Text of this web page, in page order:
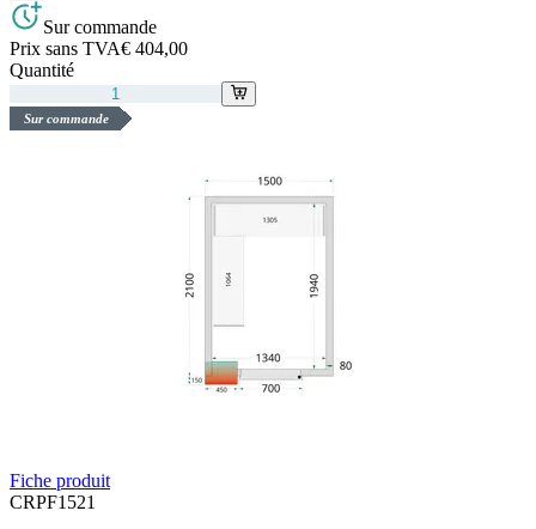
Sur commande
Prix sans TVA€ 404,00
Quantité
Sur commande
Fiche produit
CRPF1521